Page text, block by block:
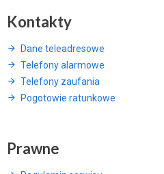
Kontakty
Dane teleadresowe
Telefony alarmowe
Telefony zaufania
Pogotowie ratunkowe
Prawne